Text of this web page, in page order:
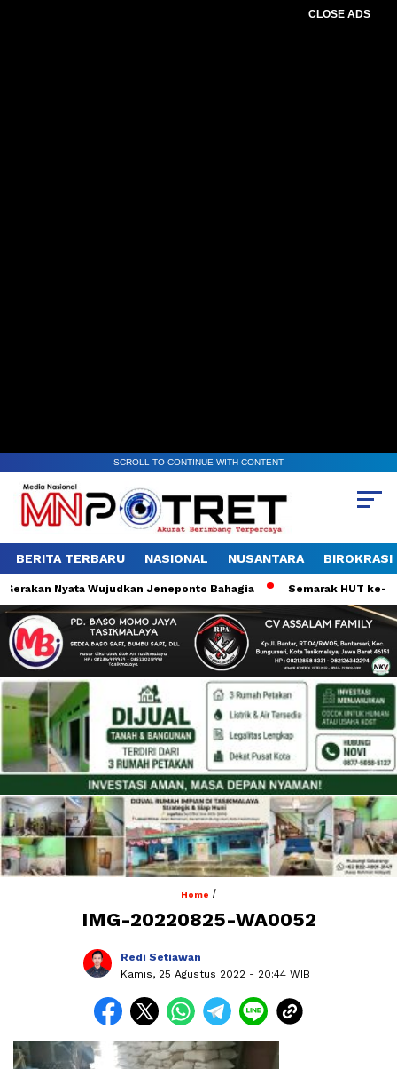
CLOSE ADS
SCROLL TO CONTINUE WITH CONTENT
BERITA TERBARU NASIONAL NUSANTARA BIROKRASI
Nyata Wujudkan Jeneponto Bahagia Semarak HUT ke-81
Home /
IMG-20220825-WA0052
Redi Setiawan
Kamis, 25 Agustus 2022 - 20:44 WIB